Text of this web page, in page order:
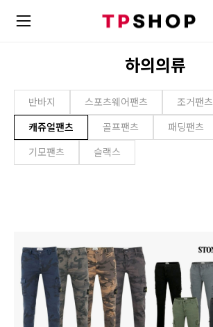
하의의류
반바지 스포츠웨어팬츠 조거팬츠
캐쥬얼팬츠 골프팬츠 패딩팬츠
기모팬츠 슬랙스